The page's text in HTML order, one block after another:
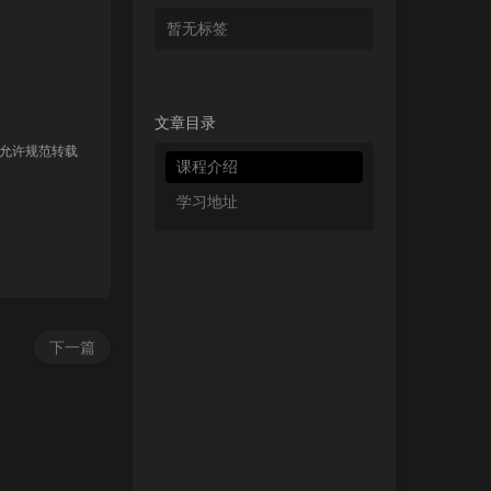
许规范转载
下一篇
暂无标签
文章目录
课程介绍
学习地址